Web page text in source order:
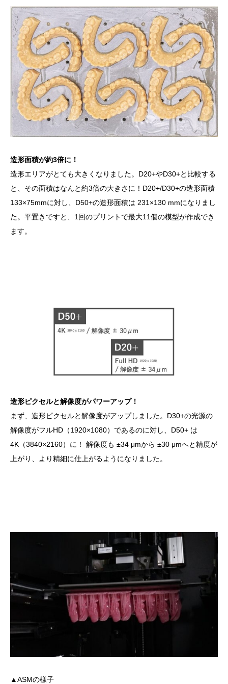
造形面積が約3倍に！
造形エリアがとても大きくなりました。D20+やD30+と比較する
と、その面積はなんと約3倍の大きさに！D20+/D30+の造形面積
133×75mmに対し、D50+の造形面積は 231×130 mmになりまし
た。平置きですと、1回のプリントで最大11個の模型が作成でき
ます。
造形ピクセルと解像度がパワーアップ！
まず、造形ピクセルと解像度がアップしました。D30+の光源の
解像度がフルHD（1920×1080）であるのに対し、D50+ は
4K（3840×2160）に！ 解像度も ±34 μmから ±30 μmへと精度が
上がり、より精細に仕上がるようになりました。
▲ASMの様子